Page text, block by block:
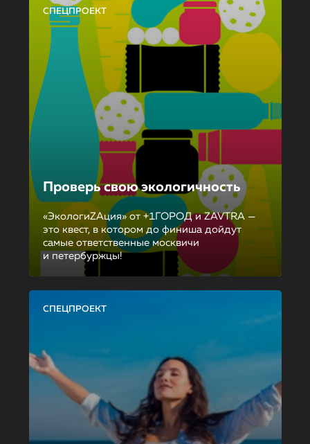
СПЕЦПРОЕКТ
Проверь свою экологичность
«ЭкологиZAция» от +1ГОРОД и ZAVTRA —
это квест, в котором до финиша дойдут
самые ответственные москвичи
и петербуржцы!
СПЕЦПРОЕКТ